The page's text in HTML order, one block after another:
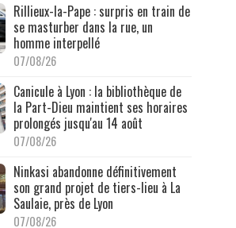
Rillieux-la-Pape : surpris en train de
se masturber dans la rue, un
homme interpellé
07/08/26
Canicule à Lyon : la bibliothèque de
la Part-Dieu maintient ses horaires
prolongés jusqu'au 14 août
07/08/26
Ninkasi abandonne définitivement
son grand projet de tiers-lieu à La
Saulaie, près de Lyon
07/08/26